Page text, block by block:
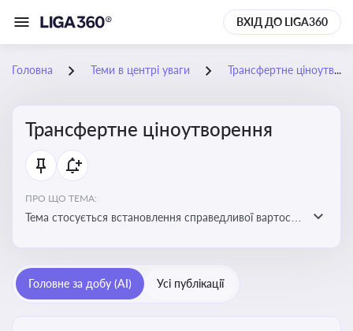
ВХІД ДО LIGA360
Головна Теми в центрі уваги Трансфертне ціноутворення
Трансфертне ціноутворення
ПРО ЩО ТЕМА:
Тема стосується встановлення справедливої вартості
Головне за добу (AI) Усі публікації